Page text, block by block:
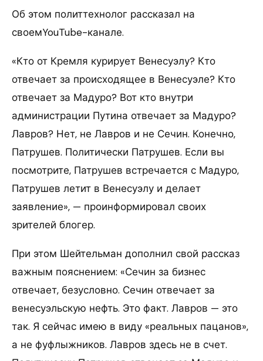
Об этом политтехнолог рассказал на
своемYouTube-канале.
«Кто от Кремля курирует Венесуэлу? Кто
отвечает за происходящее в Венесуэле? Кто
отвечает за Мадуро? Вот кто внутри
администрации Путина отвечает за Мадуро?
Лавров? Нет, не Лавров и не Сечин. Конечно,
Патрушев. Политически Патрушев. Если вы
посмотрите, Патрушев встречается с Мадуро,
Патрушев летит в Венесуэлу и делает
заявление», — проинформировал своих
зрителей блогер.
При этом Шейтельман дополнил свой рассказ
важным пояснением: «Сечин за бизнес
отвечает, безусловно. Сечин отвечает за
венесуэльскую нефть. Это факт. Лавров — это
так. Я сейчас имею в виду «реальных пацанов»,
а не фуфлыжников. Лавров здесь не в счет.